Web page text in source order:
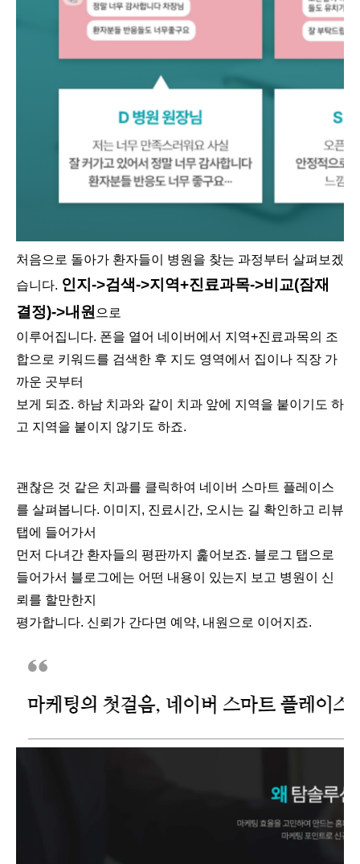
처음으로 돌아가 환자들이 병원을 찾는 과정부터 살펴보겠
습니다. 인지->검색->지역+진료과목->비교(잠재
결정)->내원으로
이루어집니다. 폰을 열어 네이버에서 지역+진료과목의 조
합으로 키워드를 검색한 후 지도 영역에서 집이나 직장 가
까운 곳부터
보게 되죠. 하남 치과와 같이 치과 앞에 지역을 붙이기도 하
고 지역을 붙이지 않기도 하죠.
괜찮은 것 같은 치과를 클릭하여 네이버 스마트 플레이스
를 살펴봅니다. 이미지, 진료시간, 오시는 길 확인하고 리뷰
탭에 들어가서
먼저 다녀간 환자들의 평판까지 훑어보죠. 블로그 탭으로
들어가서 블로그에는 어떤 내용이 있는지 보고 병원이 신
뢰를 할만한지
평가합니다. 신뢰가 간다면 예약, 내원으로 이어지죠.